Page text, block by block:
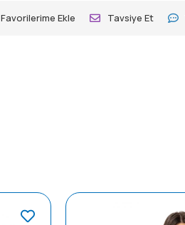
Favorilerime Ekle Tavsiye Et